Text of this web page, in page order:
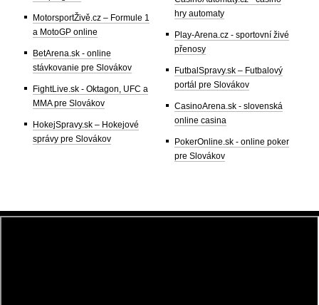
MotorsportŽivě.cz – Formule 1
a MotoGP online
BetArena.sk - online
stávkovanie pre Slovákov
FightLive.sk - Oktagon, UFC a
MMA pre Slovákov
HokejSpravy.sk – Hokejové
správy pre Slovákov
hry automaty
Play-Arena.cz - sportovní živé
přenosy
FutbalSpravy.sk – Futbalový
portál pre Slovákov
CasinoArena.sk - slovenská
online casina
PokerOnline.sk - online poker
pre Slovákov